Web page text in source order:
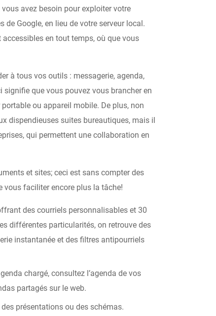
avez besoin pour exploiter votre
Google, en lieu de votre serveur local.
en tout temps, où que vous
à tous vos outils : messagerie, agenda,
que vous pouvez vous brancher en
ou appareil mobile. De plus, non
dispendieuses suites bureautiques, mais il
qui permettent une collaboration en
et sites; ceci est sans compter des
vous faciliter encore plus la tâche!
des courriels personnalisables et 30
différentes particularités, on retrouve des
instantanée et des filtres antipourriels
chargé, consultez l’agenda de vos
partagés sur le web.
présentations ou des schémas.